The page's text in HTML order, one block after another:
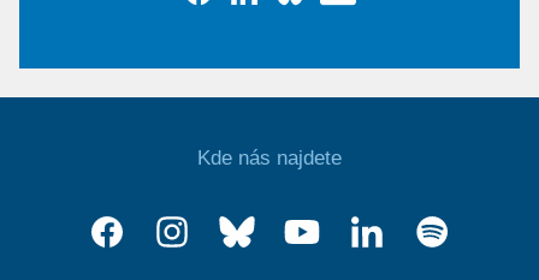
Kde nás najdete